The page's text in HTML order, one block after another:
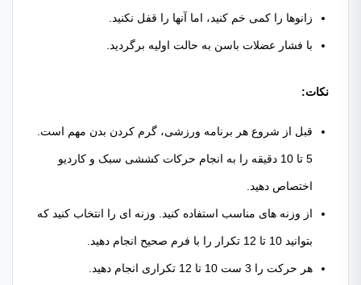
زانوها را کمی خم کنید، اما آنها را قفل نکنید.
با فشار عضلات باسن به حالت اولیه برگردید.
نکات:
قبل از شروع هر برنامه ورزشی، گرم کردن بدن مهم است.
5 تا 10 دقیقه را به انجام حرکات کششی سبک و کاردیو
اختصاص دهید.
از وزنه های مناسب استفاده کنید. وزنه ای را انتخاب کنید که
بتوانید 10 تا 12 تکرار را با فرم صحیح انجام دهید.
هر حرکت را 3 ست 10 تا 12 تکراری انجام دهید.